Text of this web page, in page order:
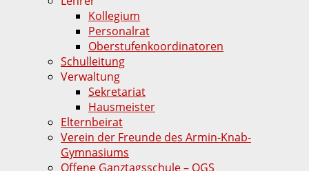
Kollegium
Personalrat
Oberstufenkoordinatoren
Schulleitung
Verwaltung
Sekretariat
Hausmeister
Elternbeirat
Verein der Freunde des Armin-Knab-
Gymnasiums
Offene Ganztagsschule – OGS